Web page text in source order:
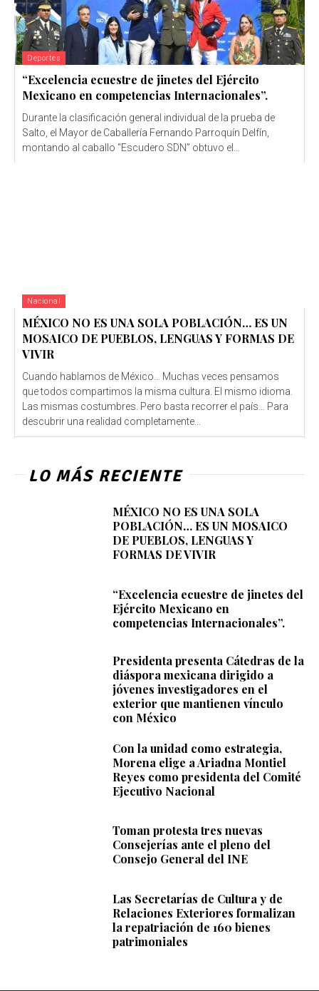
Deportes
“Excelencia ecuestre de jinetes del Ejército
Mexicano en competencias Internacionales”.
Durante la clasificación general individual de la prueba de
Salto, el Mayor de Caballería Fernando Parroquín Delfín,
montando al caballo “Escudero SDN” obtuvo el...
Nacional
MÉXICO NO ES UNA SOLA POBLACIÓN… ES UN
MOSAICO DE PUEBLOS, LENGUAS Y FORMAS DE
VIVIR
Cuando hablamos de México… Muchas veces pensamos
que todos compartimos la misma cultura. El mismo idioma.
Las mismas costumbres. Pero basta recorrer el país… Para
descubrir una realidad completamente...
LO MÁS RECIENTE
MÉXICO NO ES UNA SOLA
POBLACIÓN… ES UN MOSAICO
DE PUEBLOS, LENGUAS Y
FORMAS DE VIVIR
“Excelencia ecuestre de jinetes del
Ejército Mexicano en
competencias Internacionales”.
Presidenta presenta Cátedras de la
diáspora mexicana dirigido a
jóvenes investigadores en el
exterior que mantienen vínculo
con México
Con la unidad como estrategia,
Morena elige a Ariadna Montiel
Reyes como presidenta del Comité
Ejecutivo Nacional
Toman protesta tres nuevas
Consejerías ante el pleno del
Consejo General del INE
Las Secretarías de Cultura y de
Relaciones Exteriores formalizan
la repatriación de 160 bienes
patrimoniales